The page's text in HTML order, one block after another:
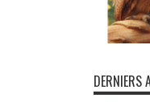
DERNIERS